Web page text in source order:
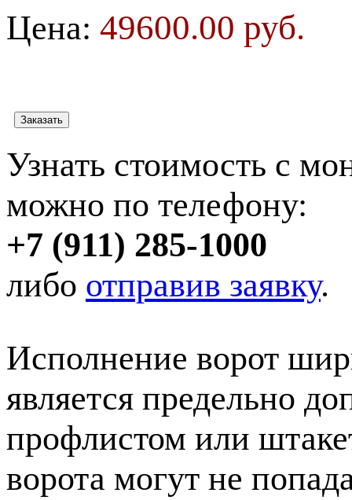
Цена: 49600.00 руб.
Узнать стоимость с
можно по телефону:
+7 (911) 285-1000
либо отправив заявку.
Исполнение ворот
является предельно
профлистом или
ворота могут не